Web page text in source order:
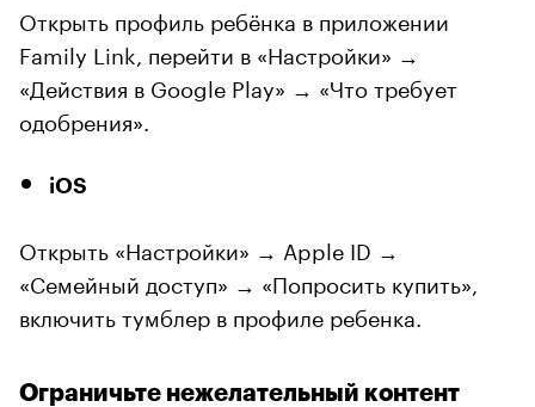
Открыть профиль ребёнка в приложении
Family Link, перейти в «Настройки» →
«Действия в Google Play» → «Что требует
одобрения».
iOS
Открыть «Настройки» → Apple ID →
«Семейный доступ» → «Попросить купить»,
включить тумблер в профиле ребенка.
Ограничьте нежелательный контент